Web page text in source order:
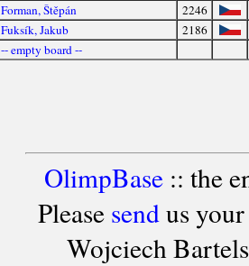
Forman, Štěpán
2246
Fuksík, Jakub
2186
-- empty board --
OlimpBase:: the
Please sendus your
Wojciech